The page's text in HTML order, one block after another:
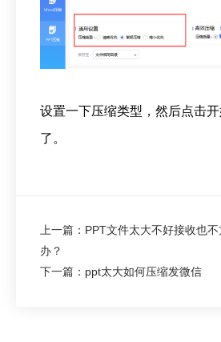
设置一下压缩类型，然后点击
了。
上一篇：PPT文件太大不好接收也
办？
下一篇：ppt太大如何压缩发微信